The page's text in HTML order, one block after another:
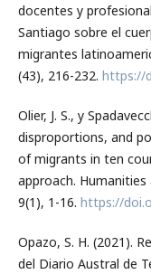
docentes y
Santiago sobre el
migrantes
(43), 216-232. https://
Olier, J. S., y
disproportions, and
of migrants in ten
approach. Humanities
9(1), 1-16. https://
Opazo, S. H. (2021).
del Diario Austral de